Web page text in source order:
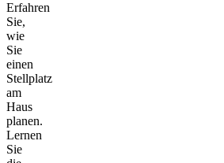
Erfahren
Sie,
wie
Sie
einen
Stellplatz
am
Haus
planen.
Lernen
Sie